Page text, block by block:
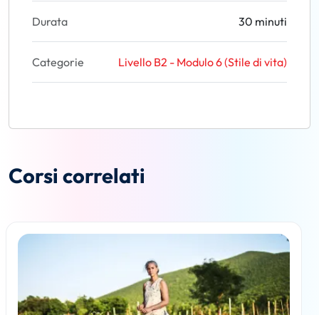
Durata 30 minuti
Categorie Livello B2 - Modulo 6 (Stile di vita)
Corsi correlati